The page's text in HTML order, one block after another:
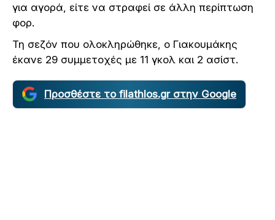
για αγορά, είτε να στραφεί σε άλλη περίπτωση
φορ.
Τη σεζόν που ολοκληρώθηκε, ο Γιακουμάκης
έκανε 29 συμμετοχές με 11 γκολ και 2 ασίστ.
Προσθέστε το filathlos.gr στην Google